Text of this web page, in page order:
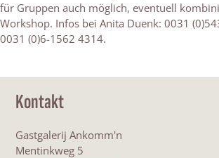
für Gruppen auch möglich, eventuell
Workshop. Infos bei Anita Duenk: 0031
0031 (0)6-1562 4314.
Kontakt
Gastgalerij Ankomm'n
Mentinkweg 5